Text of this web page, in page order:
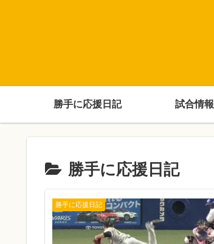
勝手に応援日記 試合情報
勝手に応援日記
勝手に応援日記